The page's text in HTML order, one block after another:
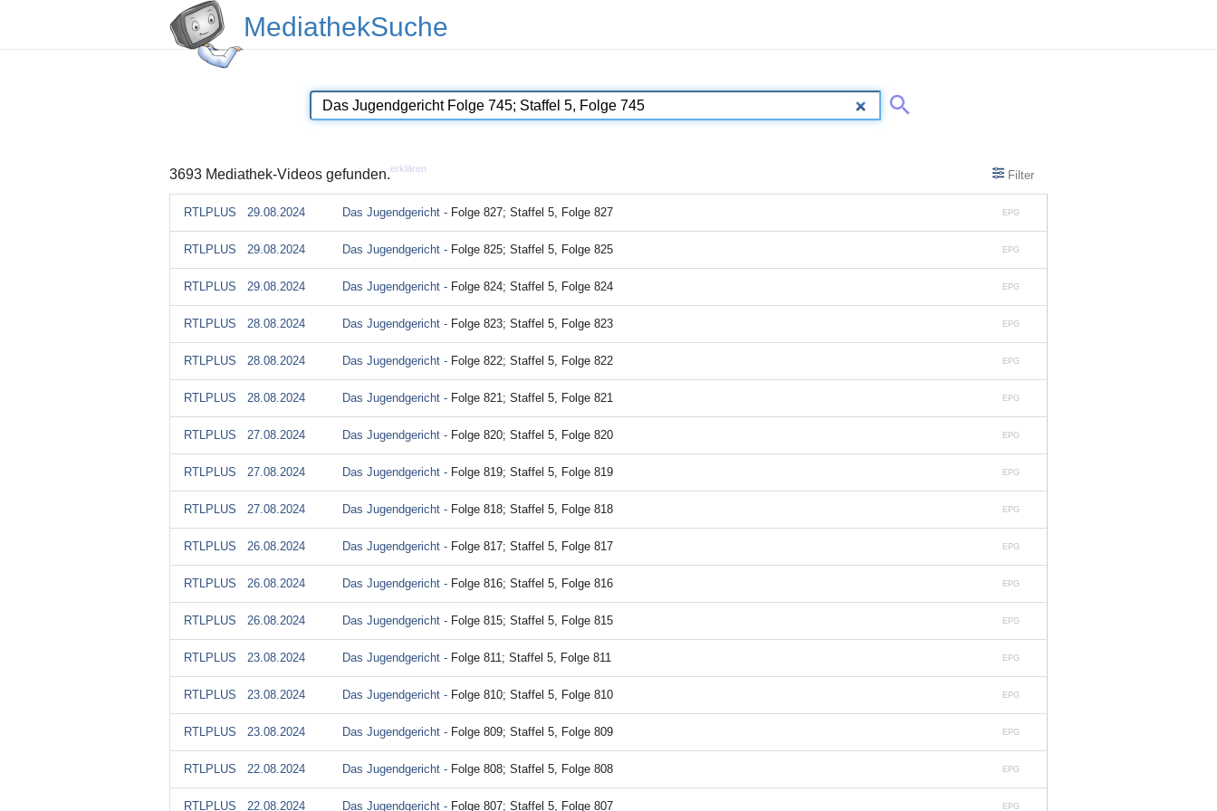
MediathekSuche
3693 Mediathek-Videos gefunden.erklären Filter
EPG
RTLPLUS 29.08.2024 Das Jugendgericht - Folge 827; Staffel 5, Folge 827
EPG
RTLPLUS 29.08.2024 Das Jugendgericht - Folge 825; Staffel 5, Folge 825
EPG
RTLPLUS 29.08.2024 Das Jugendgericht - Folge 824; Staffel 5, Folge 824
EPG
RTLPLUS 28.08.2024 Das Jugendgericht - Folge 823; Staffel 5, Folge 823
EPG
RTLPLUS 28.08.2024 Das Jugendgericht - Folge 822; Staffel 5, Folge 822
EPG
RTLPLUS 28.08.2024 Das Jugendgericht - Folge 821; Staffel 5, Folge 821
EPG
RTLPLUS 27.08.2024 Das Jugendgericht - Folge 820; Staffel 5, Folge 820
EPG
RTLPLUS 27.08.2024 Das Jugendgericht - Folge 819; Staffel 5, Folge 819
EPG
RTLPLUS 27.08.2024 Das Jugendgericht - Folge 818; Staffel 5, Folge 818
EPG
RTLPLUS 26.08.2024 Das Jugendgericht - Folge 817; Staffel 5, Folge 817
EPG
RTLPLUS 26.08.2024 Das Jugendgericht - Folge 816; Staffel 5, Folge 816
EPG
RTLPLUS 26.08.2024 Das Jugendgericht - Folge 815; Staffel 5, Folge 815
EPG
RTLPLUS 23.08.2024 Das Jugendgericht - Folge 811; Staffel 5, Folge 811
EPG
RTLPLUS 23.08.2024 Das Jugendgericht - Folge 810; Staffel 5, Folge 810
EPG
RTLPLUS 23.08.2024 Das Jugendgericht - Folge 809; Staffel 5, Folge 809
EPG
RTLPLUS 22.08.2024 Das Jugendgericht - Folge 808; Staffel 5, Folge 808
EPG
RTLPLUS 22.08.2024 Das Jugendgericht - Folge 807; Staffel 5, Folge 807